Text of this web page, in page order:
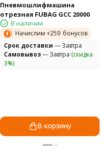
Пневмошлифмашина
отрезная FUBAG GСC 20000
В наличии
Начислим +259 бонусов
Cрок доставки — Завтра
Самовывоз— Завтра (скидка
3%)
В корзину